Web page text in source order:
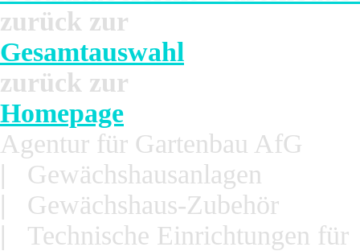
zurück zur
Gesamtauswahl
zurück zur
Homepage
Agentur für Gartenbau AfG
|
Gewächshausanlagen
|
Gewächshaus-Zubehör
|
Technische Einrichtungen